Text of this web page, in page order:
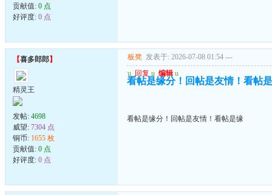
贡献值: 0 点
好评度: 0 点
【喜多郎郎】
精灵王
发帖: 4698
威望: 7304 点
铜币: 1655 枚
贡献值: 0 点
好评度: 0 点
板凳 发表于: 2026-07-08 01:54 ---
u 回复 u 编辑 u
看帖是缘分！回帖是友情！看帖
看帖是缘分！回帖是友情！看帖是缘